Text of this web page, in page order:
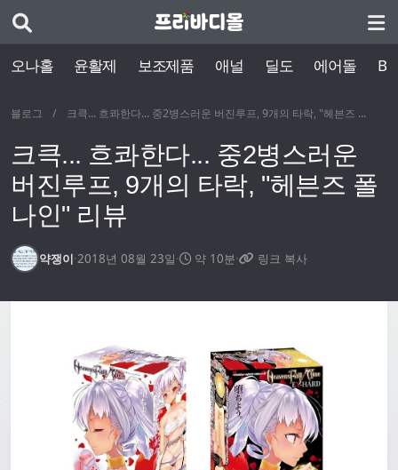
오나홀 윤활제 보조제품 애널 딜도 에어돌
블로그 / 크큭... 흐콰한다... 중2병스러운 버진루프, 9개의 타락, "헤븐즈 ...
크큭... 흐콰한다... 중2병스러운
버진루프, 9개의 타락, "헤븐즈 폴
나인" 리뷰
약쟁이·2018년 08월 23일· 약 10분· 링크 복사